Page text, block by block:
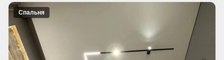
Спальня